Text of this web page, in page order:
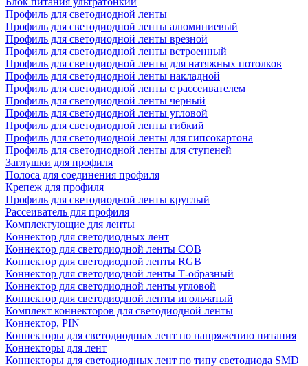
Профиль для светодиодной ленты
Профиль для светодиодной ленты алюминиевый
Профиль для светодиодной ленты врезной
Профиль для светодиодной ленты встроенный
Профиль для светодиодной ленты для натяжных потолков
Профиль для светодиодной ленты накладной
Профиль для светодиодной ленты с рассеивателем
Профиль для светодиодной ленты черный
Профиль для светодиодной ленты угловой
Профиль для светодиодной ленты гибкий
Профиль для светодиодной ленты для гипсокартона
Профиль для светодиодной ленты для ступеней
Заглушки для профиля
Полоса для соединения профиля
Крепеж для профиля
Профиль для светодиодной ленты круглый
Рассеиватель для профиля
Комплектующие для ленты
Коннектор для светодиодных лент
Коннектор для светодиодной ленты COB
Коннектор для светодиодной ленты RGB
Коннектор для светодиодной ленты Т-образный
Коннектор для светодиодной ленты угловой
Коннектор для светодиодной ленты игольчатый
Комплект коннекторов для светодиодной ленты
Коннектор, PIN
Коннекторы для светодиодных лент по напряжению питания
Коннекторы для лент
Коннекторы для светодиодных лент по типу светодиода SMD